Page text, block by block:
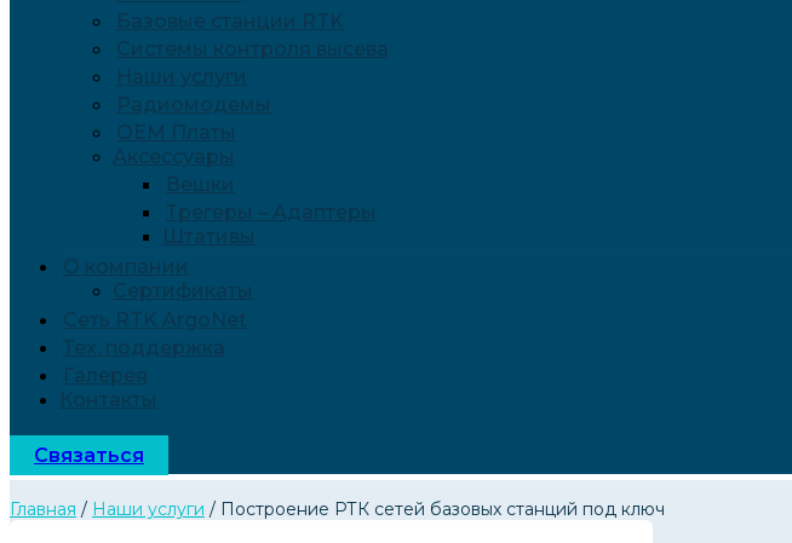
Базовые станции RTK
Системы контроля высева
Наши услуги
Радиомодемы
OEM Платы
Аксессуары
Вешки
Трегеры – Адаптеры
Штативы
О компании
Сертификаты
Сеть RTK ArgoNet
Тех. поддержка
Галерея
Контакты
Связаться
Главная / Наши услуги / Построение РТК сетей базовых станций под ключ